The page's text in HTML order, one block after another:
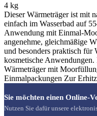
4 kg
Dieser Wärmeträger ist mit
einfach im Wasserbad auf
Anwendung mit Einmal-
angenehme, gleichmäßige
und besonders praktisch für
kosmetische
Wärmeträger mit
Einmalpackungen Zur
Sie möchten einen Online-
Nutzen Sie dafür unsere